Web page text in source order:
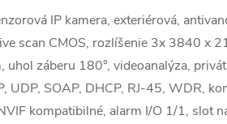
IP kamera, exteriérová,
scan CMOS, rozlíšenie 3x 3840 x
záberu 180°, videoanalýza,
UDP, SOAP, DHCP, RJ-45, WDR,
kompatibilné, alarm I/O 1/1, slot